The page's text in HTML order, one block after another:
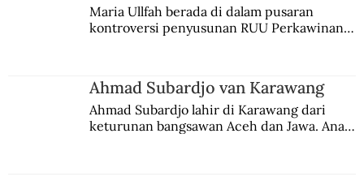
Maria Ullfah berada di dalam pusaran
kontroversi penyusunan RUU Perkawinan.
Ahmad Subardjo van Karawang
Ahmad Subardjo lahir di Karawang dari
keturunan bangsawan Aceh dan Jawa. Anak